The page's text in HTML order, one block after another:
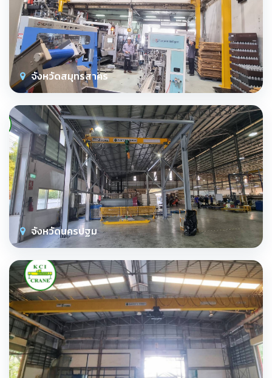
จังหวัดสมุทรสาคร
จังหวัดนครปฐม